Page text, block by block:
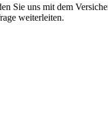
Sie uns mit dem
weiterleiten.